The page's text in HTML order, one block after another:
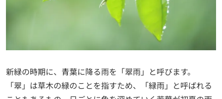
新緑の時期に、青葉に降る雨を「翠雨」と呼びます。
「翠」は草木の緑のことを指すため、「緑雨」と呼ばれる